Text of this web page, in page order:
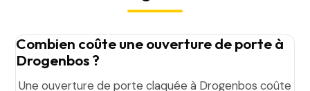
Combien coûte une ouverture de porte à
Drogenbos ?
Une ouverture de porte claquée à Drogenbos coûte